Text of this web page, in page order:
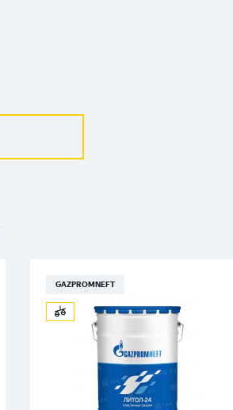
GAZPROMNEFT